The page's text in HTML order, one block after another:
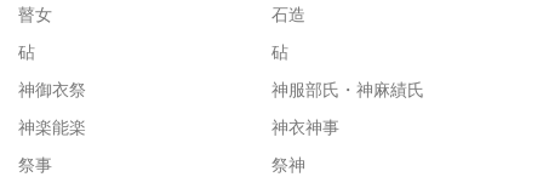
瞽女
石造
砧
砧
神御衣祭
神服部氏・神麻績氏
神楽能楽
神衣神事
祭事
祭神